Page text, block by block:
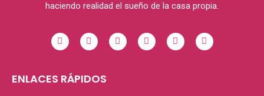
haciendo realidad el sueño de la casa propia.
ENLACES RÁPIDOS